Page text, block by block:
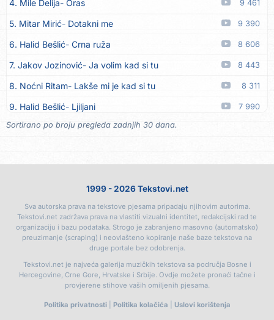
15. Oliver Dragojević 05.08
16. Klapa Kaše Dubrovnik 05.08
17. Grupa Makedonija Ima edna moma 05.08
18. Ljupka Dimitrovska Javi se telefonom 05.08
19. Grupa 777 Kada zazvoni moj telefon 05.08
20. Grupa 777 Posljednja noć 05.08
21. Ljupka Dimitrovska Voliš... ne voliš
Tiha voda ruši stene
25. Boris Novković Sve je manje prijatelja 05.08
26. Tereza Kesovija Švora 05.08
Reci mi, idi
28. Lile Da me majka opet rodi 05.08
4. Mile Delija Oras 9 461
5. Mitar Mirić Dotakni me 9 390
6. Halid Bešlić Crna ruža 8 606
7. Jakov Jozinović Ja volim kad si tu 8 443
8. Noćni Ritam Lakše mi je kad si tu 8 311
9. Halid Bešlić Ljiljani 7 990
10. Aleksandra Prijović Kababa
Rekla si mi
14. Karlo! Mon amour 6 405
15. Vesna Zmijanac Ovo u grudima 6 335
16. Džej Ramadanovski Ova mačka do mene
17. Amira Medunjanin Pjevat ćemo šta nam srce zna 5 885
Sortirano po broju pregleda zadnjih 30 dana.
1999 - 2026 Tekstovi.net
Sva autorska prava na tekstove pjesama pripadaju njihovim autorima.
Tekstovi.net zadržava prava na vlastiti vizualni identitet, redakcijski rad te
organizaciju i bazu podataka. Strogo je zabranjeno masovno (automatsko)
preuzimanje (scraping) i neovlašteno kopiranje naše baze tekstova na
druge portale bez odobrenja.
Tekstovi.net je najveća galerija muzičkih tekstova sa područja Bosne i
Hercegovine, Crne Gore, Hrvatske i Srbije. Ovdje možete pronaći tačne i
provjerene stihove vaših omiljenih pjesama.
Politika privatnosti| Politika kolačića Uslovi korištenja